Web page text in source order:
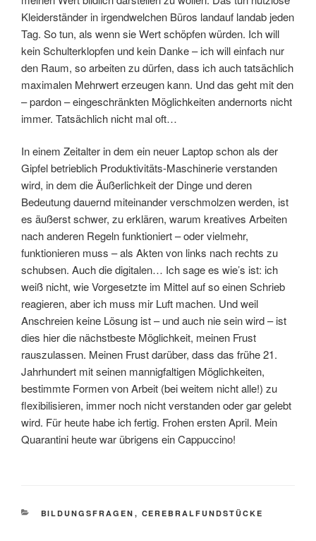
Kleiderständer in irgendwelchen Büros landauf landab jeden
Tag. So tun, als wenn sie Wert schöpfen würden. Ich will
kein Schulterklopfen und kein Danke – ich will einfach nur
den Raum, so arbeiten zu dürfen, dass ich auch tatsächlich
maximalen Mehrwert erzeugen kann. Und das geht mit den
– pardon – eingeschränkten Möglichkeiten andernorts nicht
immer. Tatsächlich nicht mal oft…
In einem Zeitalter in dem ein neuer Laptop schon als der
Gipfel betrieblich Produktivitäts-Maschinerie verstanden
wird, in dem die Äußerlichkeit der Dinge und deren
Bedeutung dauernd miteinander verschmolzen werden, ist
es äußerst schwer, zu erklären, warum kreatives Arbeiten
nach anderen Regeln funktioniert – oder vielmehr,
funktionieren muss – als Akten von links nach rechts zu
schubsen. Auch die digitalen… Ich sage es wie’s ist: ich
weiß nicht, wie Vorgesetzte im Mittel auf so einen Schrieb
reagieren, aber ich muss mir Luft machen. Und weil
Anschreien keine Lösung ist – und auch nie sein wird – ist
dies hier die nächstbeste Möglichkeit, meinen Frust
rauszulassen. Meinen Frust darüber, dass das frühe 21.
Jahrhundert mit seinen mannigfaltigen Möglichkeiten,
bestimmte Formen von Arbeit (bei weitem nicht alle!) zu
flexibilisieren, immer noch nicht verstanden oder gar gelebt
wird. Für heute habe ich fertig. Frohen ersten April. Mein
Quarantini heute war übrigens ein Cappuccino!
KATEGORIEN
BILDUNGSFRAGEN , CEREBRALFUNDSTÜCKE